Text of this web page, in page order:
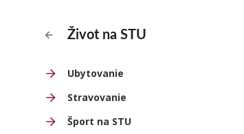
Život na STU
Ubytovanie
Stravovanie
Šport na STU